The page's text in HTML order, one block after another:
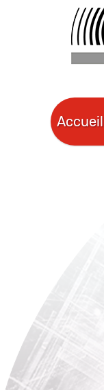
Accueil